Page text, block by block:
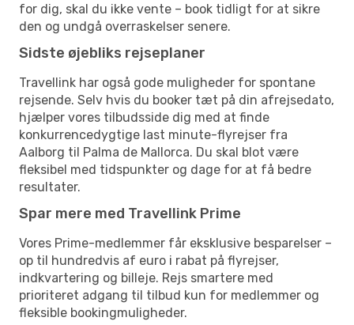
for dig, skal du ikke vente – book tidligt for at sikre
den og undgå overraskelser senere.
Sidste øjebliks rejseplaner
Travellink har også gode muligheder for spontane
rejsende. Selv hvis du booker tæt på din afrejsedato,
hjælper vores tilbudsside dig med at finde
konkurrencedygtige last minute-flyrejser fra
Aalborg til Palma de Mallorca. Du skal blot være
fleksibel med tidspunkter og dage for at få bedre
resultater.
Spar mere med Travellink Prime
Vores Prime-medlemmer får eksklusive besparelser –
op til hundredvis af euro i rabat på flyrejser,
indkvartering og billeje. Rejs smartere med
prioriteret adgang til tilbud kun for medlemmer og
fleksible bookingmuligheder.